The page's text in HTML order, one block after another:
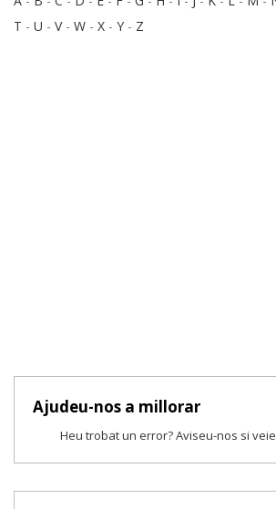
T - U - V- W - X - Y - Z
Ajudeu-nos a millorar
Heu trobat un error? Aviseu-nos si